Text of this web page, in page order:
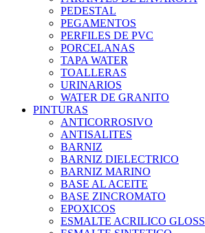
PEDESTAL
PEGAMENTOS
PERFILES DE PVC
PORCELANAS
TAPA WATER
TOALLERAS
URINARIOS
WATER DE GRANITO
PINTURAS
ANTICORROSIVO
ANTISALITES
BARNIZ
BARNIZ DIELECTRICO
BARNIZ MARINO
BASE AL ACEITE
BASE ZINCROMATO
EPOXICOS
ESMALTE ACRILICO GLOSS